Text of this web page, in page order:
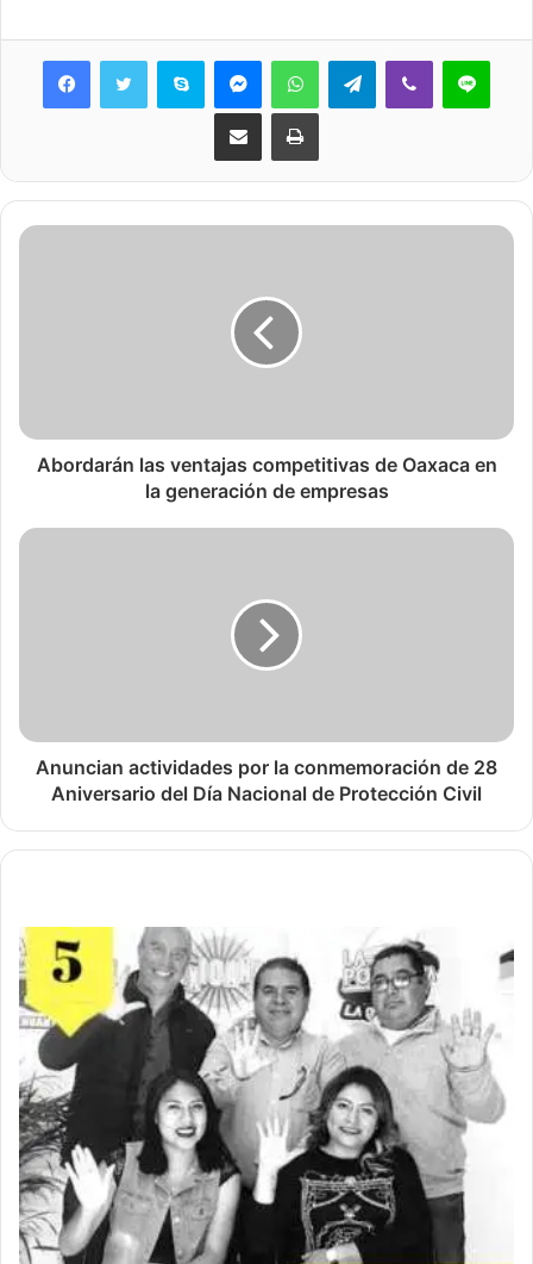
Skype MessengerWhatsAppTelegramViber Line
Share via Email Print
Abordarán las ventajas competitivas de Oaxaca en
la generación de empresas
Anuncian actividades por la conmemoración de 28
Aniversario del Día Nacional de Protección Civil